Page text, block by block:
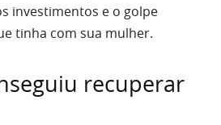
investimentos e o golpe
tinha com sua mulher.
recuperar